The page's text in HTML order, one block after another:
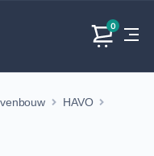
0
Producten
HAVO